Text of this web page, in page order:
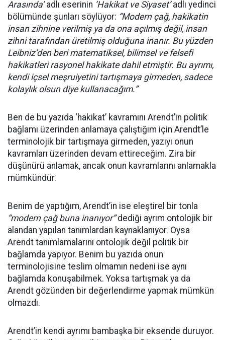
Arasında’adlı eserinin ‘Hakikat ve Siyaset’adlı yedinci
bölümünde şunları söylüyor: “Modern çağ, hakikatin
insan zihnine verilmiş ya da ona açılmış değil, insan
zihni tarafından üretilmiş olduğuna inanır. Bu yüzden
Leibniz’den beri matematiksel, bilimsel ve felsefi
hakikatleri rasyonel hakikate dahil etmiştir. Bu ayrımı,
kendi içsel meşruiyetini tartışmaya girmeden, sadece
kolaylık olsun diye kullanacağım.”
Ben de bu yazıda ‘hakikat’ kavramını Arendt’in politik
bağlamı üzerinden anlamaya çalıştığım için Arendt’le
terminolojik bir tartışmaya girmeden, yazıyı onun
kavramları üzerinden devam ettireceğim. Zira bir
düşünürü anlamak, ancak onun kavramlarını anlamakla
mümkündür.
Benim de yaptığım, Arendt’in ise eleştirel bir tonla
“modern çağ buna inanıyor”dediği ayrım ontolojik bir
alandan yapılan tanımlardan kaynaklanıyor. Oysa
Arendt tanımlamalarını ontolojik değil politik bir
bağlamda yapıyor. Benim bu yazıda onun
terminolojisine teslim olmamın nedeni ise aynı
bağlamda konuşabilmek. Yoksa tartışmak ya da
Arendt gözünden bir değerlendirme yapmak mümkün
olmazdı.
Arendt’in kendi ayrımı bambaşka bir eksende duruyor.